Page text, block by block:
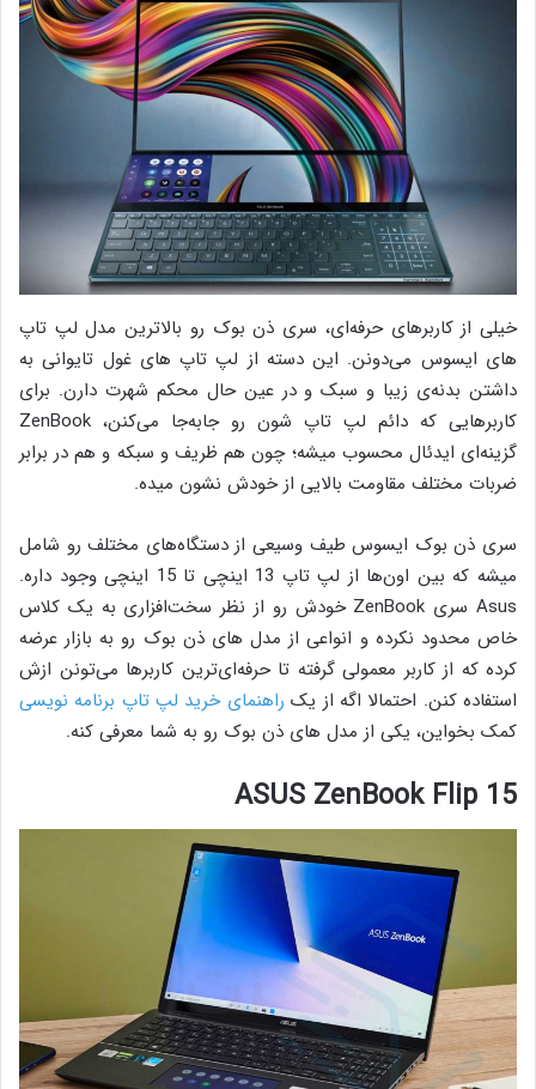
خیلی از کاربرهای حرفه‌ای، سری ذن بوک رو بالاترین مدل لپ تاپ
های ایسوس می‌دونن. این دسته از لپ تاپ های غول تایوانی به
داشتن بدنه‌ی زیبا و سبک و در عین حال محکم شهرت دارن. برای
کاربرهایی که دائم لپ تاپ شون رو جابه‌جا می‌کنن، ZenBook
گزینه‌ای ایدئال محسوب میشه؛ چون هم ظریف و سبکه و هم در برابر
ضربات مختلف مقاومت بالایی از خودش نشون میده.
سری ذن بوک ایسوس طیف وسیعی از دستگاه‌های مختلف رو شامل
میشه که بین اون‌ها از لپ تاپ 13 اینچی تا 15 اینچی وجود داره.
Asus سری ZenBook خودش رو از نظر سخت‌افزاری به یک کلاس
خاص محدود نکرده و انواعی از مدل های ذن بوک رو به بازار عرضه
کرده که از کاربر معمولی گرفته تا حرفه‌ای‌ترین کاربرها می‌تونن ازش
استفاده کنن. احتمالا اگه از یک راهنمای خرید لپ تاپ برنامه نویسی
کمک بخواین، یکی از مدل های ذن بوک رو به شما معرفی کنه.
ASUS ZenBook Flip 15